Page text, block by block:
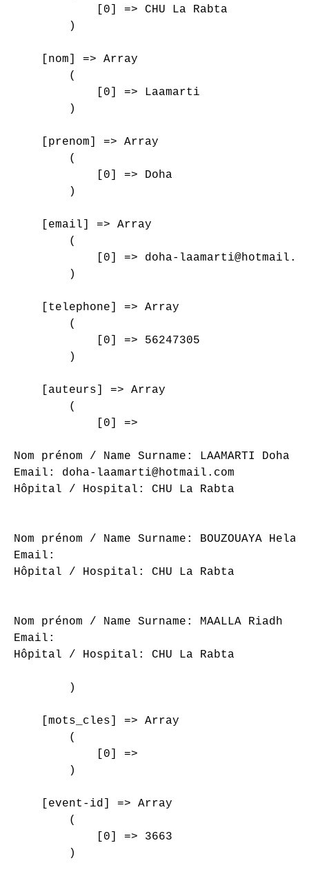
            [0] => CHU La Rabta
        )
    [nom] => Array
        (
            [0] => Laamarti
        )
    [prenom] => Array
        (
            [0] => Doha
        )
    [email] => Array
        (
[0] => doha-
        )
    [telephone] => Array
        (
            [0] => 56247305
        )
    [auteurs] => Array
        (
            [0] =>
Nom prénom / Name Surname: LAAMARTI Doha
Email: doha-laamarti@hotmail.com
Hôpital / Hospital: CHU La Rabta
Nom prénom / Name Surname: BOUZOUAYA Hela
Email:
Hôpital / Hospital: CHU La Rabta
Nom prénom / Name Surname: MAALLA Riadh
Email:
Hôpital / Hospital: CHU La Rabta
        )
    [mots_cles] => Array
        (
            [0] =>
        )
    [event-id] => Array
        (
            [0] => 3663
        )